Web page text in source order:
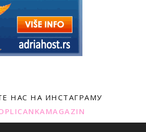
НАС НА ИНСТАГРАМУ